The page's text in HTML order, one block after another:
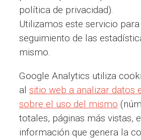
política de privacidad).
Utilizamos este servicio
seguimiento de las
mismo.
Google Analytics utiliza
al sitio web a analizar datos
sobre el uso del mismo
totales, páginas más vistas,
información que genera la